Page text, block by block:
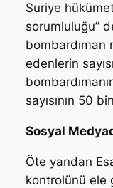
Suriye
sorumluluğu”
bombardıman
edenlerin
sayısının 50
Sosyal
Öte yandan
kontrolünü ele